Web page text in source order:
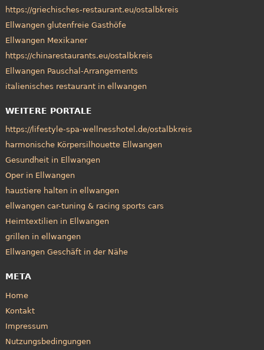
https://griechisches-restaurant.eu/ostalbkreis
Ellwangen glutenfreie Gasthöfe
Ellwangen Mexikaner
https://chinarestaurants.eu/ostalbkreis
Ellwangen Pauschal-Arrangements
italienisches restaurant in ellwangen
WEITERE PORTALE
https://lifestyle-spa-wellnesshotel.de/ostalbkreis
harmonische Körpersilhouette Ellwangen
Gesundheit in Ellwangen
Oper in Ellwangen
haustiere halten in ellwangen
ellwangen car-tuning & racing sports cars
Heimtextilien in Ellwangen
grillen in ellwangen
Ellwangen Geschäft in der Nähe
META
Home
Kontakt
Impressum
Nutzungsbedingungen